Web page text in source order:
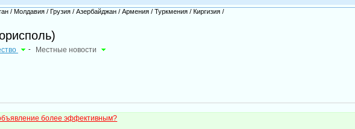
/ Молдавия / Грузия / Азербайджан / Армения / Туркмения / Киргизия /
- Местные новости
более эффективным?